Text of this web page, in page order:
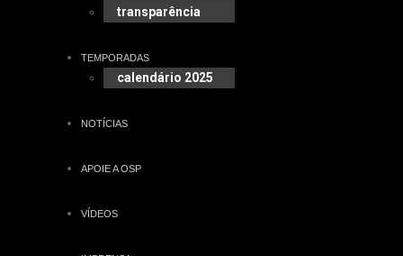
transparência
TEMPORADAS
calendário 2025
NOTÍCIAS
APOIE A OSP
VÍDEOS